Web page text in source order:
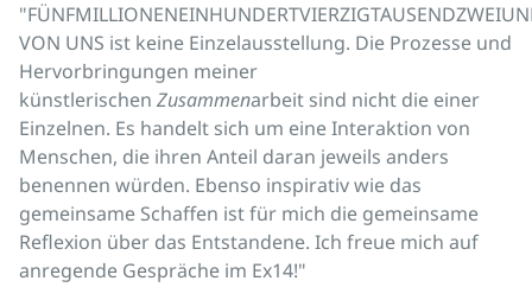
VON UNS ist keine Einzelausstellung. Die Prozesse und
Hervorbringungen meiner
künstlerischen Zusammenarbeit sind nicht die einer
Einzelnen. Es handelt sich um eine Interaktion von
Menschen, die ihren Anteil daran jeweils anders
benennen würden. Ebenso inspirativ wie das
gemeinsame Schaffen ist für mich die gemeinsame
Reflexion über das Entstandene. Ich freue mich auf
anregende Gespräche im Ex14!"